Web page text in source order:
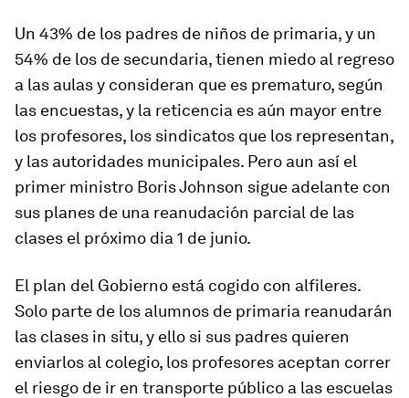
Un 43% de los padres de niños de primaria, y un
54% de los de secundaria, tienen miedo al regreso
a las aulas y consideran que es prematuro, según
las encuestas, y la reticencia es aún mayor entre
los profesores, los sindicatos que los representan,
y las autoridades municipales. Pero aun así el
primer ministro Boris Johnson sigue adelante con
sus planes de una reanudación parcial de las
clases el próximo dia 1 de junio.
El plan del Gobierno está cogido con alfileres.
Solo parte de los alumnos de primaria reanudarán
las clases in situ, y ello si sus padres quieren
enviarlos al colegio, los profesores aceptan correr
el riesgo de ir en transporte público a las escuelas